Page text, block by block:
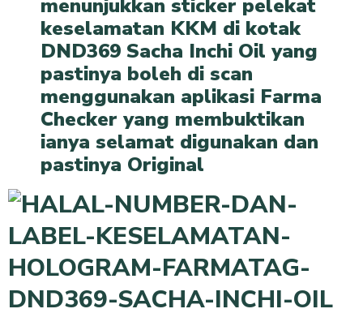
menunjukkan sticker pelekat
keselamatan KKM di kotak
DND369 Sacha Inchi Oil yang
pastinya boleh di scan
menggunakan aplikasi Farma
Checker yang membuktikan
ianya selamat digunakan dan
pastinya Original